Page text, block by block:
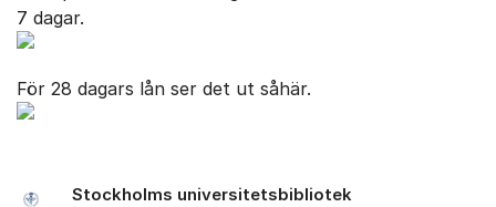
7 dagar.
För 28 dagars lån ser det ut såhär.
Stockholms universitetsbibliotek